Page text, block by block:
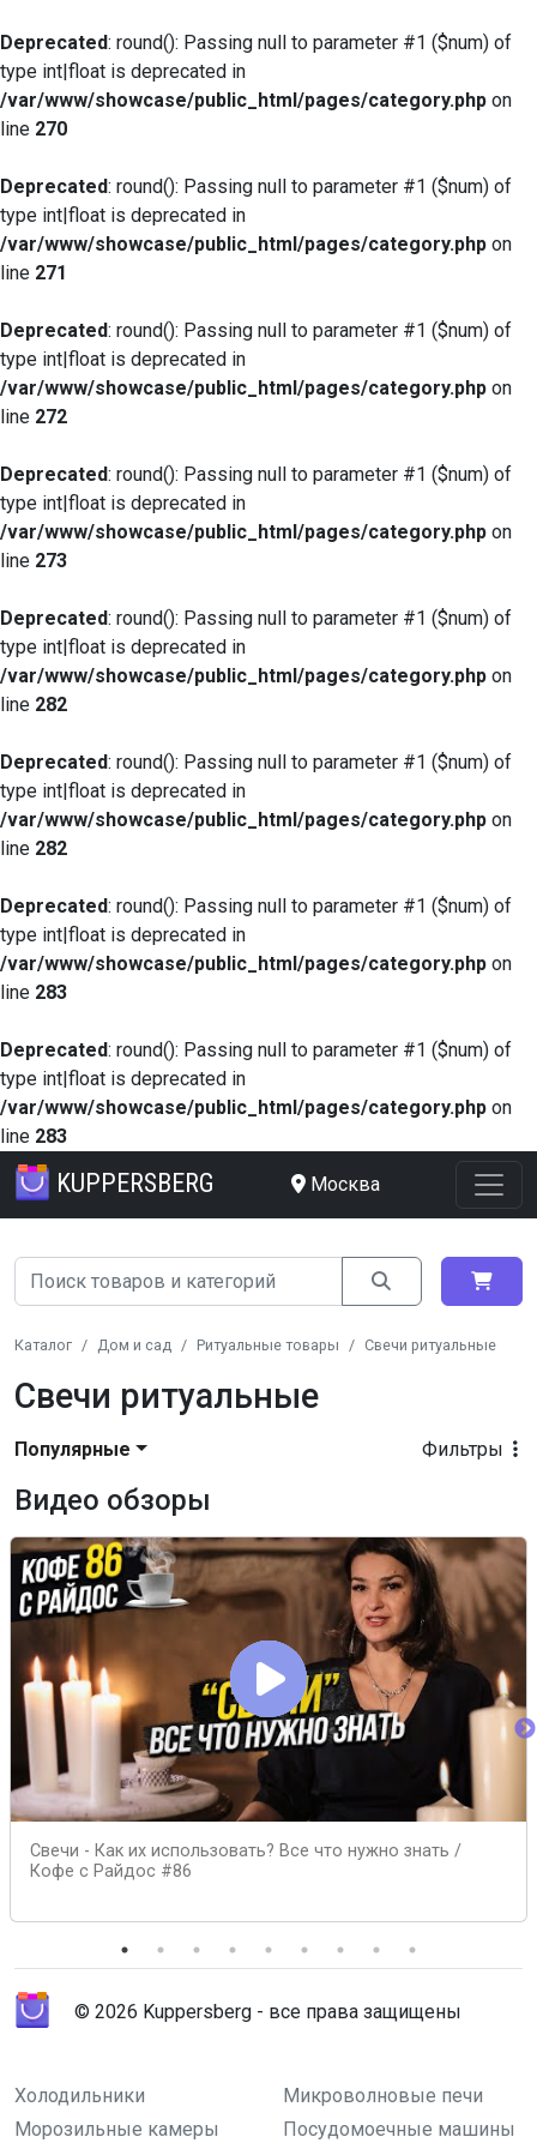
Deprecated: round(): Passing null to parameter #1 ($num) of
type int|float is deprecated in
/var/www/showcase/public_html/pages/category.php on
line 270
Deprecated: round(): Passing null to parameter #1 ($num) of
type int|float is deprecated in
/var/www/showcase/public_html/pages/category.php on
line 271
Deprecated: round(): Passing null to parameter #1 ($num) of
type int|float is deprecated in
/var/www/showcase/public_html/pages/category.php on
line 272
Deprecated: round(): Passing null to parameter #1 ($num) of
type int|float is deprecated in
/var/www/showcase/public_html/pages/category.php on
line 273
Deprecated: round(): Passing null to parameter #1 ($num) of
type int|float is deprecated in
/var/www/showcase/public_html/pages/category.php on
line 282
Deprecated: round(): Passing null to parameter #1 ($num) of
type int|float is deprecated in
/var/www/showcase/public_html/pages/category.php on
line 282
Deprecated: round(): Passing null to parameter #1 ($num) of
type int|float is deprecated in
/var/www/showcase/public_html/pages/category.php on
line 283
Deprecated: round(): Passing null to parameter #1 ($num) of
type int|float is deprecated in
/var/www/showcase/public_html/pages/category.php on
line 283
KUPPERSBERG Москва
Каталог Дом и сад Ритуальные товары Свечи ритуальные
Свечи ритуальные
Фильтры
Популярные
Видео обзоры
Свечи - Как их использовать? Все что нужно знать /
Кофе с Райдос #86
© 2026 Kuppersberg - все права защищены
Холодильники
Микроволновые печи
Морозильные камеры
Посудомоечные машины